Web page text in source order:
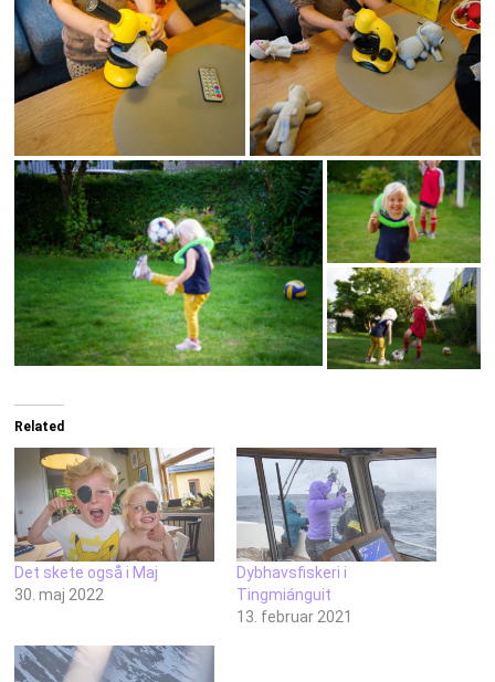
Related
Det skete også i Maj
30. maj 2022
Dybhavsfiskeri i
Tingmiánguit
13. februar 2021